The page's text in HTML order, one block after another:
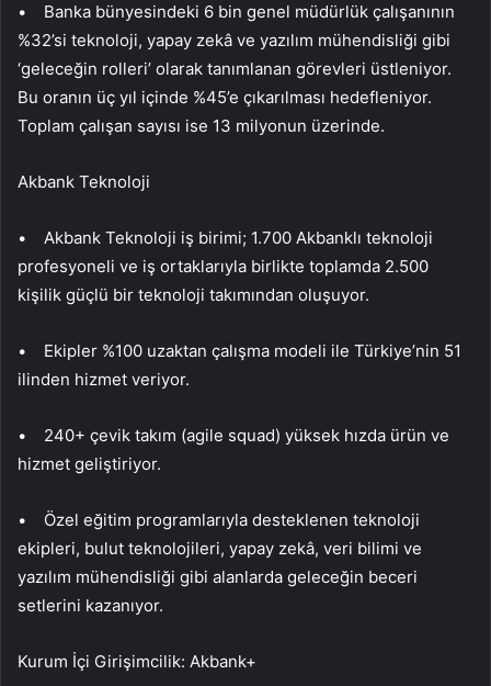
• Banka bünyesindeki 6 bin genel müdürlük çalışanının
%32’si teknoloji, yapay zekâ ve yazılım mühendisliği gibi
‘geleceğin rolleri’ olarak tanımlanan görevleri üstleniyor.
Bu oranın üç yıl içinde %45’e çıkarılması hedefleniyor.
Toplam çalışan sayısı ise 13 milyonun üzerinde.
Akbank Teknoloji
• Akbank Teknoloji iş birimi; 1.700 Akbanklı teknoloji
profesyoneli ve iş ortaklarıyla birlikte toplamda 2.500
kişilik güçlü bir teknoloji takımından oluşuyor.
• Ekipler %100 uzaktan çalışma modeli ile Türkiye’nin 51
ilinden hizmet veriyor.
• 240+ çevik takım (agile squad) yüksek hızda ürün ve
hizmet geliştiriyor.
• Özel eğitim programlarıyla desteklenen teknoloji
ekipleri, bulut teknolojileri, yapay zekâ, veri bilimi ve
yazılım mühendisliği gibi alanlarda geleceğin beceri
setlerini kazanıyor.
Kurum İçi Girişimcilik: Akbank+